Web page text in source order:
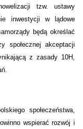
tzw. ustawy
inwestycji w lądowe
będą określać
społecznej akceptacji
z zasady 10H,
społeczeństwa,
wspierać rozwój i